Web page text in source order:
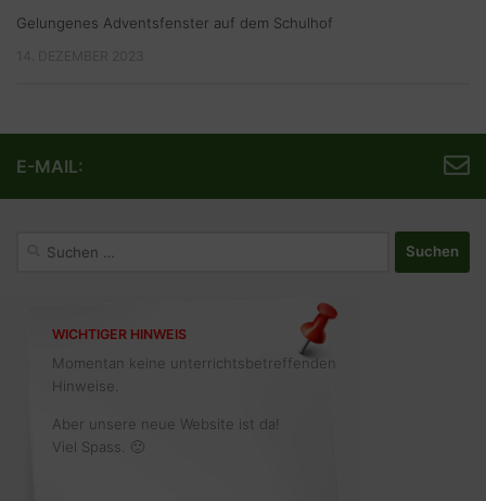
Gelungenes Adventsfenster auf dem Schulhof
E-MAIL:
WICHTIGER HINWEIS
Momentan keine unterrichtsbetreffenden
Hinweise.
Aber unsere neue Website ist da!
Viel Spass. 🙂